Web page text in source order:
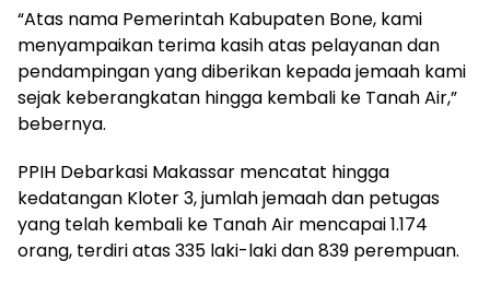
“Atas nama Pemerintah Kabupaten Bone, kami
menyampaikan terima kasih atas pelayanan dan
pendampingan yang diberikan kepada jemaah kami
sejak keberangkatan hingga kembali ke Tanah Air,”
bebernya.
PPIH Debarkasi Makassar mencatat hingga
kedatangan Kloter 3, jumlah jemaah dan petugas
yang telah kembali ke Tanah Air mencapai 1.174
orang, terdiri atas 335 laki-laki dan 839 perempuan.